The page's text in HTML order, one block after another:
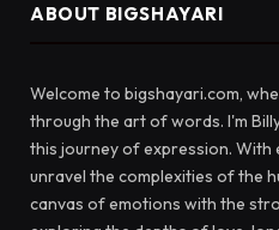
ABOUT BIGSHAYARI
Welcome to bigshayari.com,
through the art of words. I'm
this journey of expression. With
unravel the complexities of the
canvas of emotions with the